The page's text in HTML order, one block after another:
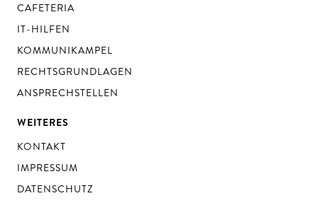
CAFETERIA
IT-HILFEN
KOMMUNIKAMPEL
RECHTSGRUNDLAGEN
ANSPRECHSTELLEN
WEITERES
KONTAKT
IMPRESSUM
DATENSCHUTZ